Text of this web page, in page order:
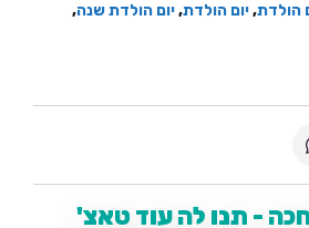
הולדת,יום הולדת,יום הולדת שנה,
- תנו לה עוד טאצ'